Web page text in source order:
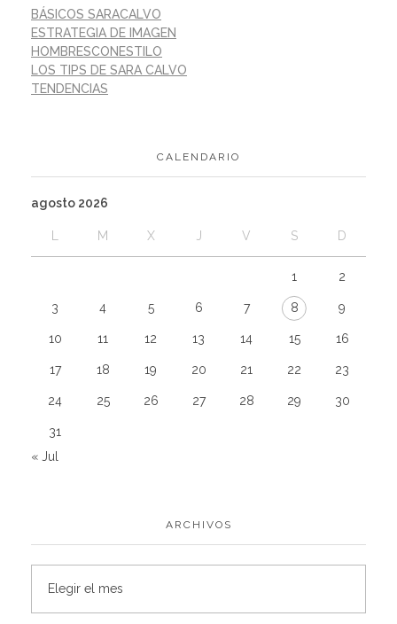
BÁSICOS SARACALVO
ESTRATEGIA DE IMAGEN
HOMBRESCONESTILO
LOS TIPS DE SARA CALVO
TENDENCIAS
CALENDARIO
agosto 2026
M X J V S D
1 2
3 4 5 6 7 8 9
10 11 12 13 14 15 16
17 18 19 20 21 22 23
24 25 26 27 28 29 30
31
« Jul
ARCHIVOS